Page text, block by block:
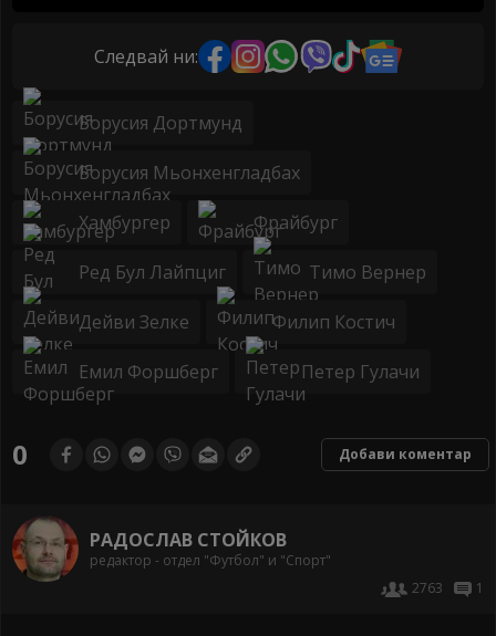
Следвай ни:
Борусия Дортмунд
Борусия Мьонхенгладбах
Хамбургер Фрайбург
Ред Бул Лайпциг Тимо Вернер
Дейви Зелке Филип Костич
Емил Форшберг Петер Гулачи
0 Добави коментар
РАДОСЛАВ СТОЙКОВ
редактор - отдел "Футбол" и "Спорт"
2763
1